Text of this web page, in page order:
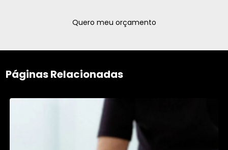
Quero meu orçamento
Páginas Relacionadas